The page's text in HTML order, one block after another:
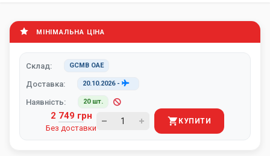
МІНІМАЛЬНА ЦІНА
Склад: GCMB ОАЕ
Доставка: 20.10.2026-
Наявність: 20 шт.
2 749 грн
Без доставки
КУПИТИ